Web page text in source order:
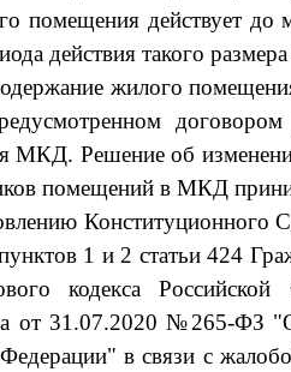
помещения действует
действия такого
жилого
МКД. Решение об
помещений в МКД
1 и 2 статьи 424
кодекса
от 31.07.2020 №265-ФЗ
Федерации" в связи с